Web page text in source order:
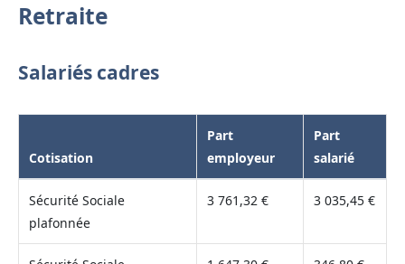
Retraite
Salariés cadres
Cotisation
Part
employeur
Part
salarié
Sécurité Sociale
plafonnée
3 761,32 € 3 035,45 €